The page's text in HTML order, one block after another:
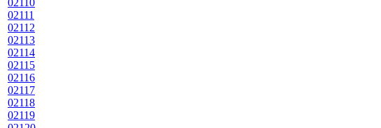
02110
02111
02112
02113
02114
02115
02116
02117
02118
02119